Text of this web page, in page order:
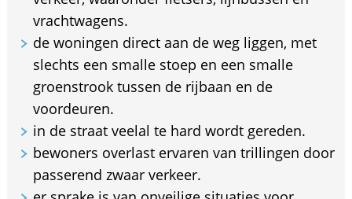
vrachtwagens.
de woningen direct aan de weg liggen, met
slechts een smalle stoep en een smalle
groenstrook tussen de rijbaan en de
voordeuren.
in de straat veelal te hard wordt gereden.
bewoners overlast ervaren van trillingen door
passerend zwaar verkeer.